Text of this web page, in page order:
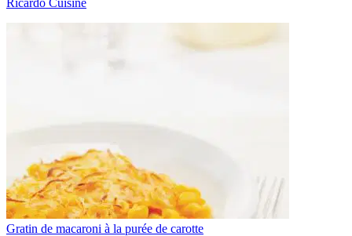
Gratin de macaroni à la purée de carotte